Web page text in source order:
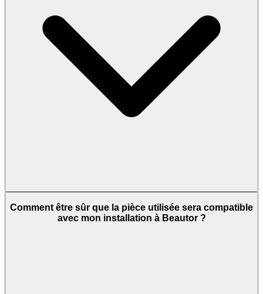
Comment être sûr que la pièce utilisée sera compatible
avec mon installation à Beautor ?